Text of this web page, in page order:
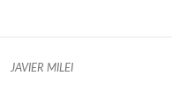
JAVIER MILEI